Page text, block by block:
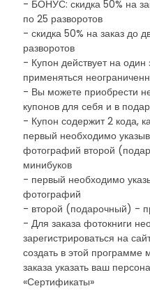
- БОНУС: скидка 50% на
по 25 разворотов
- скидка 50% на заказ до
разворотов
- Купон действует на
применяться
- Вы можете приобрести
купонов для себя и в
- Купон содержит 2 кода,
первый необходимо
фотографий второй
минибуков
- первый необходимо
фотографий
- второй (подарочный) -
- Для заказа фотокниги
зарегистрироваться на
создать в этой
заказа указать ваш
«Сертификаты»